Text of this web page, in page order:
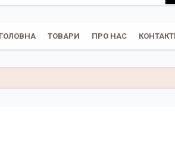
ГОЛОВНА ТОВАРИ ПРО НАС